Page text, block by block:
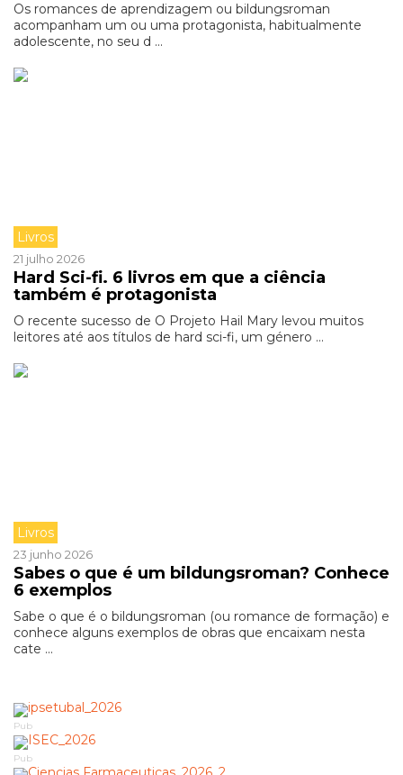
Os romances de aprendizagem ou bildungsroman
acompanham um ou uma protagonista, habitualmente
adolescente, no seu d ...
Livros
21 julho 2026
Hard Sci-fi. 6 livros em que a ciência
também é protagonista
O recente sucesso de O Projeto Hail Mary levou muitos
leitores até aos títulos de hard sci-fi, um género ...
Livros
23 junho 2026
Sabes o que é um bildungsroman? Conhece
6 exemplos
Sabe o que é o bildungsroman (ou romance de formação) e
conhece alguns exemplos de obras que encaixam nesta
cate ...
Pub
Pub